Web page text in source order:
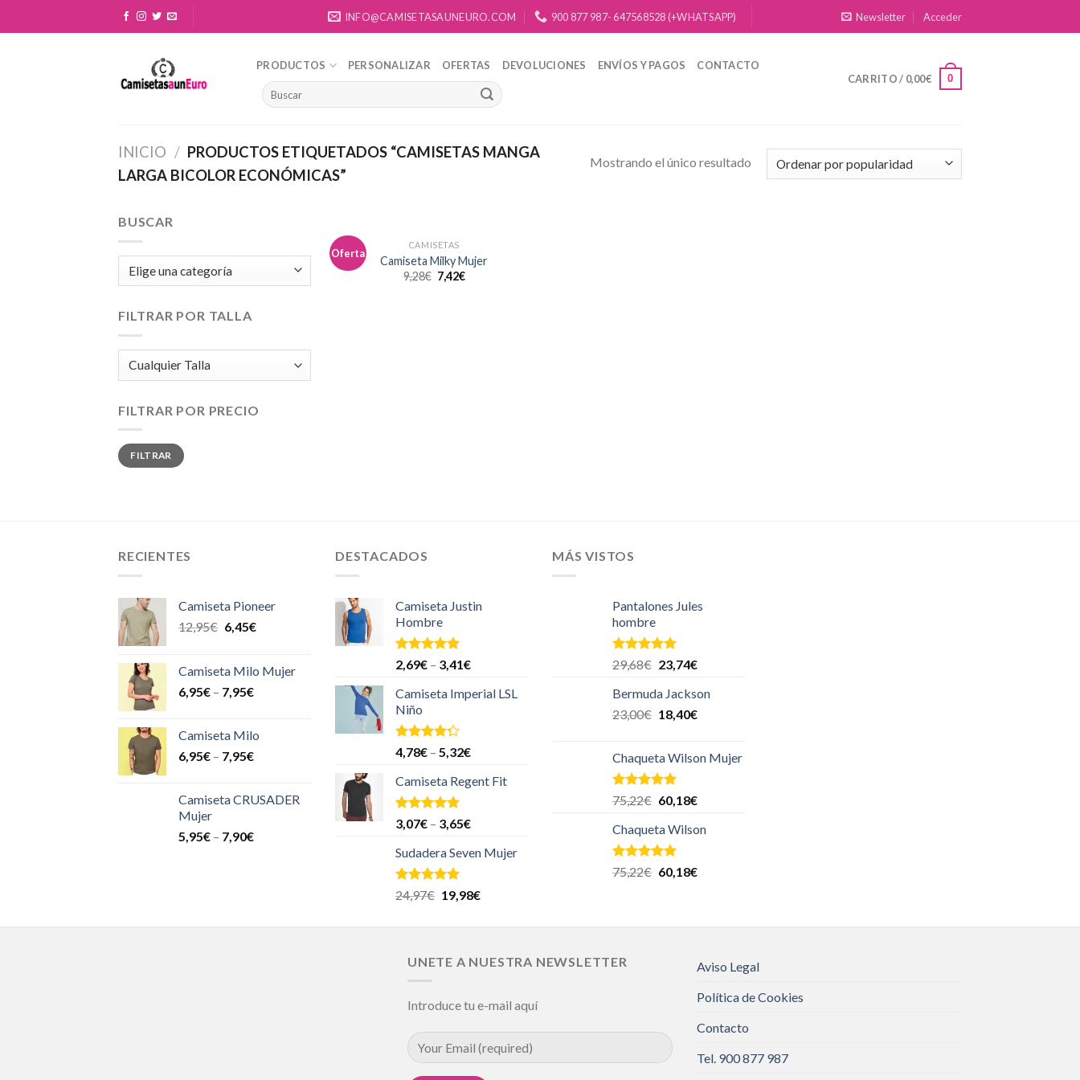
to
INFO@CAMISETASAUNEURO.COM 900 877 987- 647568528 (+WHATSAPP) Newsletter Acceder
PRODUCTOS PERSONALIZAR OFERTAS DEVOLUCIONES ENVÍOS Y PAGOS
CONTACTO
CARRITO / 0,00€ 0
INICIO / PRODUCTOS ETIQUETADOS “CAMISETAS MANGA
LARGA BICOLOR ECONÓMICAS”
Mostrando el único resultado
BUSCAR
FILTRAR POR TALLA
FILTRAR POR PRECIO
Precio
mínimo
Precio
máximo
FILTRAR
Oferta
CAMISETAS
Camiseta Milky Mujer
9,28€ 7,42€
RECIENTES
Camiseta Pioneer
12,95€ 6,45€
Camiseta Milo Mujer
6,95€ – 7,95€
Camiseta Milo
6,95€ – 7,95€
Camiseta CRUSADER
Mujer
5,95€ – 7,90€
DESTACADOS
Camiseta Justin
Hombre
Valorado en
5.00
de 5
2,69€ – 3,41€
Camiseta Imperial LSL
Niño
Valorado
en
de 5
4,78€ – 5,32€
Camiseta Regent Fit
Valorado en
5.00
de 5
3,07€ – 3,65€
Sudadera Seven Mujer
Valorado en
5.00
24,97€ 19,98€
MÁS VISTOS
Pantalones Jules
hombre
Valorado en
5.00
29,68€ 23,74€
Bermuda Jackson
23,00€ 18,40€
Chaqueta Wilson Mujer
Valorado en
5.00
75,22€ 60,18€
Chaqueta Wilson
Valorado en
5.00
75,22€ 60,18€
UNETE A NUESTRA NEWSLETTER
Introduce tu e-mail aquí
Aviso Legal
Política de Cookies
Contacto
Tel. 900 877 987